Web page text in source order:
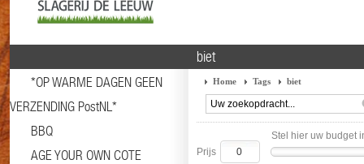
*OP WARME DAGEN GEEN
VERZENDING PostNL*
BBQ
AGE YOUR OWN COTE
biet
Home Tags biet
Stel hier uw budget
Prijs